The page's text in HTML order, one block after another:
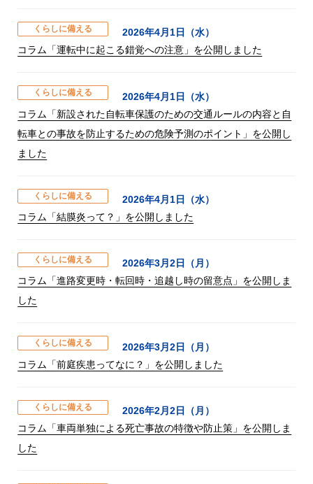
くらしに備える
2026年4月1日（水）
コラム「運転中に起こる錯覚への注意」を公開しました
くらしに備える
2026年4月1日（水）
コラム「新設された自転車保護のための交通ルールの内容と自
転車との事故を防止するための危険予測のポイント」を公開し
ました
くらしに備える
2026年4月1日（水）
コラム「結膜炎って？」を公開しました
くらしに備える
2026年3月2日（月）
コラム「進路変更時・転回時・追越し時の留意点」を公開しま
した
くらしに備える
2026年3月2日（月）
コラム「前庭疾患ってなに？」を公開しました
くらしに備える
2026年2月2日（月）
コラム「車両単独による死亡事故の特徴や防止策」を公開しま
した